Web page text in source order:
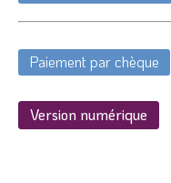
Paiement par chèque
Version numérique